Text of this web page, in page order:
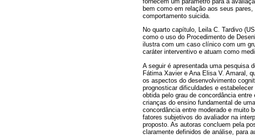
bem como em relação aos seus
comportamento suicida.
No quarto capítulo, Leila C. Tardivo
como o uso do Procedimento de
ilustra com um caso clínico com um
caráter interventivo e atuam como
A seguir é apresentada uma pesquisa
Fátima Xavier e Ana Elisa V. Amaral,
os aspectos do desenvolvimento
prognosticar dificuldades e
obtida pelo grau de concordância
crianças do ensino fundamental de
concordância entre moderado e muito
fatores subjetivos do avaliador na
proposto. As autoras concluem pela
claramente definidos de análise, para